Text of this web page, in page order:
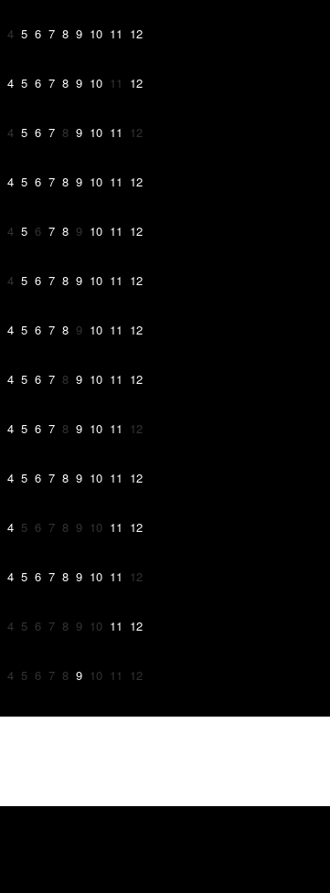
4 5 6 7 8 9 10 11 12
4 5 6 7 8 9 10 11 12
4 5 6 7 8 9 10 11 12
4 5 6 7 8 9 10 11 12
4 5 6 7 8 9 10 11 12
4 5 6 7 8 9 10 11 12
4 5 6 7 8 9 10 11 12
4 5 6 7 8 9 10 11 12
4 5 6 7 8 9 10 11 12
4 5 6 7 8 9 10 11 12
4 5 6 7 8 9 10 11 12
4 5 6 7 8 9 10 11 12
4 5 6 7 8 9 10 11 12
4 5 6 7 8 9 10 11 12